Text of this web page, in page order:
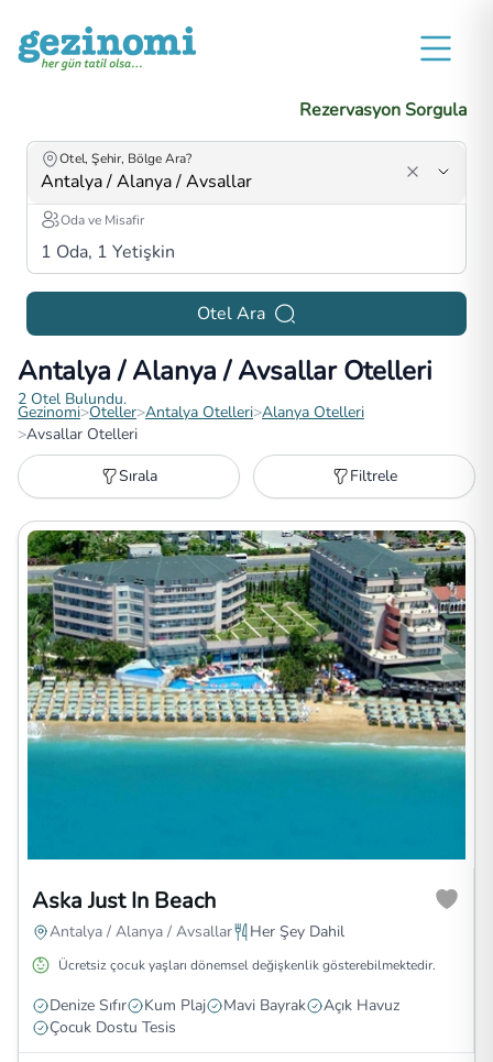
Rezervasyon Sorgula
Otel, Şehir, Bölge Ara?
Oda ve Misafir
1 Oda, 1 Yetişkin
Otel Ara
Antalya / Alanya / Avsallar Otelleri
2 Otel Bulundu.
Gezinomi>Oteller>Antalya Otelleri>Alanya Otelleri
>Avsallar Otelleri
Sırala
Filtrele
Aska Just In Beach
Antalya / Alanya / Avsallar Her Şey Dahil
Ücretsiz çocuk yaşları dönemsel değişkenlik gösterebilmektedir.
Denize Sıfır Kum Plaj Mavi Bayrak
Açık Havuz
Çocuk Dostu Tesis